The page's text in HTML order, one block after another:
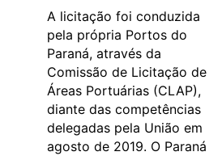
A licitação foi conduzida
pela própria Portos do
Paraná, através da
Comissão de Licitação de
Áreas Portuárias (CLAP),
diante das competências
delegadas pela União em
agosto de 2019. O Paraná